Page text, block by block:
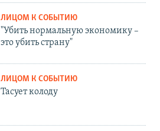
ЛИЦОМ К СОБЫТИЮ
"Убить нормальную экономику –
это убить страну"
ЛИЦОМ К СОБЫТИЮ
Тасует колоду